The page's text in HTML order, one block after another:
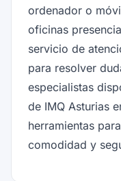
ordenador o
oficinas
servicio de
para resolver
especialistas
de IMQ Asturias
herramientas
comodidad y